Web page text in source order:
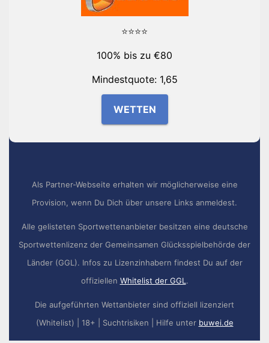
⭐⭐⭐⭐
100% bis zu €80
Mindestquote: 1,65
WETTEN
Als Partner-Webseite erhalten wir möglicherweise eine
Provision, wenn Du Dich über unsere Links anmeldest.
Alle gelisteten Sportwettenanbieter besitzen eine deutsche
Sportwettenlizenz der Gemeinsamen Glücksspielbehörde der
Länder (GGL). Infos zu Lizenzinhabern findest Du auf der
offiziellen Whitelist der GGL.
Die aufgeführten Wettanbieter sind offiziell lizenziert
(Whitelist) | 18+ | Suchtrisiken | Hilfe unter buwei.de